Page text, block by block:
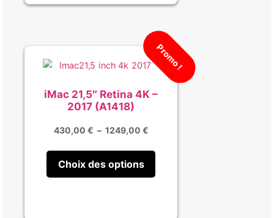
Promo !
iMac 21,5″ Retina 4K –
2017 (A1418)
430,00 € – 1249,00 €
Choix des options